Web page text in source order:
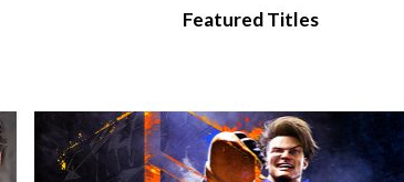
Featured Titles